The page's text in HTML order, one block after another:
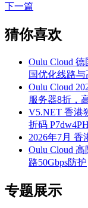
下一篇
猜你喜欢
Oulu Cloud
国优化线路
Oulu Cloud
服务器8折，
V5.NET 香港
折码
2026年7月
Oulu Cloud
路50Gbps防护
专题展示